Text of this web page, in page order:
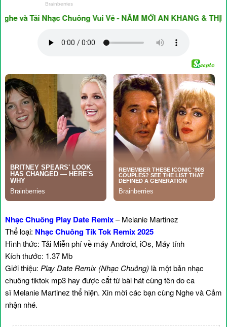
Tải Nhạc Chuông Vui Vẻ - NĂM MỚI AN KHANG & THỊNH
Nhạc Chuông Play Date Remix– Melanie Martinez
Thể loại: Nhạc Chuông Tik Tok Remix 2025
Hình thức: Tải Miễn phí về máy Android, iOs, Máy tính
Kích thước: 1.37 Mb
Giới thiệu: Play Date Remix (Nhạc Chuông) là một bản nhạc
chuông tiktok mp3 hay được cắt từ bài hát cùng tên do ca
sĩ Melanie Martinez thể hiện. Xin mời các bạn cùng Nghe và Cảm
nhận nhé.